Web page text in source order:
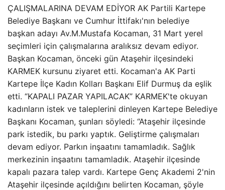
ÇALIŞMALARINA DEVAM EDİYOR AK Partili Kartepe
Belediye Başkanı ve Cumhur İttifakı'nın belediye
başkan adayı Av.M.Mustafa Kocaman, 31 Mart yerel
seçimleri için çalışmalarına aralıksız devam ediyor.
Başkan Kocaman, önceki gün Ataşehir ilçesindeki
KARMEK kursunu ziyaret etti. Kocaman'a AK Parti
Kartepe İlçe Kadın Kolları Başkanı Elif Durmuş da eşlik
etti. “KAPALI PAZAR YAPILACAK” KARMEK'te okuyan
kadınların istek ve taleplerini dinleyen Kartepe Belediye
Başkanı Kocaman, şunları söyledi: “Ataşehir ilçesinde
park istedik, bu parkı yaptık. Geliştirme çalışmaları
devam ediyor. Parkın inşaatını tamamladık. Sağlık
merkezinin inşaatını tamamladık. Ataşehir ilçesinde
kapalı pazara talep vardı. Kartepe Genç Akademi 2'nin
Ataşehir ilçesinde açıldığını belirten Kocaman, şöyle